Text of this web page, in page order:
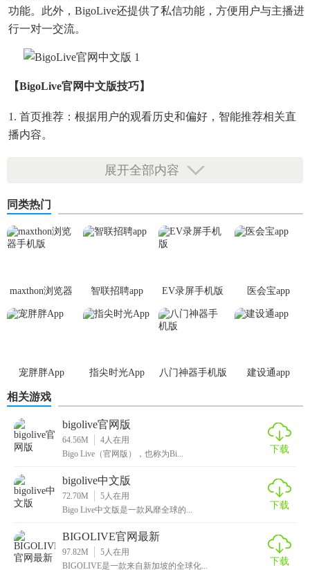
功能。此外，BigoLive还提供了私信功能，方便用户与主播进
行一对一交流。
【BigoLive官网中文版技巧】
1. 首页推荐：根据用户的观看历史和偏好，智能推荐相关直
播内容。
2. 搜索功能：支持关键词搜索，快速找到想要观看的直播内
3. 互动功能：支持点赞、评论、送礼等互动方式，增加与主
播的互动体验。
1. 娱乐直播：包括明星、网红、搞笑艺人等带来的各种娱乐
2. 音乐直播：提供原创音乐、翻唱、乐器演奏等音乐类直播
内容。
3. 游戏直播：涵盖热门游戏、电竞比赛等游戏类直播内容。
4. 教育直播：涵盖语言学习、技能培训等教育类直播内容。
【BigoLive官网中文版用法】
1. 下载并安装BigoLive应用，打开应用后选择“中文版”。
2. 注册并登录账号，可以开始浏览首页推荐的直播内容。
展开全部内容
同类热门
maxthon浏览器
手机版
智联招聘app EV录屏手机版 医会宝app
宠胖胖App 指尖时光App 八门神器手机版 建设通app
相关游戏
bigolive官网版
64.56M 4人在用
Bigo Live（官网版），也称为Bi...
下载
bigolive中文版
72.70M 5人在用
Bigo Live中文版是一款风靡全球的...
下载
BIGOLIVE官网最新
97.82M 5人在用
BIGOLIVE是一款来自新加坡的全球化...
下载